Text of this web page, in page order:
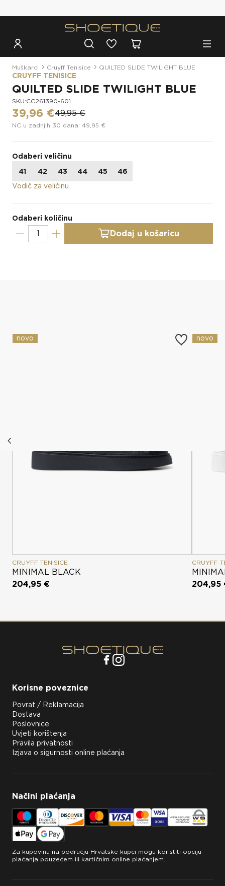
Muškarci Cruyff Tenisice QUILTED SLIDE TWILIGHT BLUE
CRUYFF TENISICE
QUILTED SLIDE TWILIGHT BLUE
SKU:CC261390-601
39,96 €49,95 €
NC u zadnjih 30 dana: 49,95 €
Odaberi veličinu
41
42 43 44 45
46
Vodič za veličinu
Odaberi količinu
Dodaj u košaricu
novo
CRUYFF TENISICE
MINIMAL BLACK
204,95 €
novo
CRUYFF
204,95
Korisne poveznice
Povrat / Reklamacija
Dostava
Poslovnice
Uvjeti korištenja
Pravila privatnosti
Izjava o sigurnosti online plaćanja
Načini plaćanja
Za kupovinu na području Hrvatske kupci mogu koristiti opciju
plaćanja pouzećem ili kartičnim online plaćanjem.